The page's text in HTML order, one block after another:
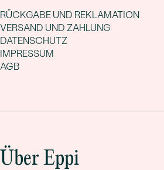
gerne nach Ihrem Wunsch!
RÜCKGABE UND REKLAMATION
VERSAND UND ZAHLUNG
DATENSCHUTZ
IMPRESSUM
AGB
Über Eppi